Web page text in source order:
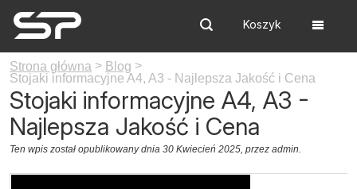
Koszyk
Strona główna > Blog >
Stojaki informacyjne A4, A3 - Najlepsza Jakość i Cena
Stojaki informacyjne A4, A3 -
Najlepsza Jakość i Cena
Ten wpis został opublikowany dnia 30 Kwiecień 2025, przez admin